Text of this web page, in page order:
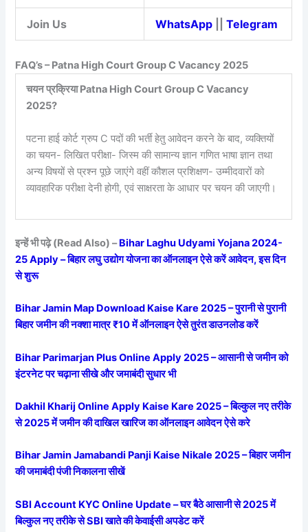
Join Us WhatsApp ||Telegram
FAQ’s – Patna High Court Group C Vacancy 2025
चयन प्रक्रिया Patna High Court Group C Vacancy
2025?
पटना हाई कोर्ट ग्रुप C पदों की भर्ती हेतु आवेदन करने के बाद, व्यक्तियों
का चयन- लिखित परीक्षा- जिस्म की सामान्य ज्ञान गणित भाषा ज्ञान तथा
अन्य विषयों से प्रश्न पूछे जाएंगे वहीं कौशल प्रशिक्षण- उम्मीदवारों को
व्यावहारिक परीक्षा देनी होगी, एवं साक्षरता के आधार पर चयन की जाएगी।
इन्हें भी पढ़े (Read Also) –Bihar Laghu Udyami Yojana 2024-
25 Apply – बिहार लघु उद्योग योजना का ऑनलाइन ऐसे करें आवेदन, इस दिन
से शुरू
Bihar Jamin Map Download Kaise Kare 2025 – पुरानी से पुरानी
बिहार जमीन की नक्शा मात्र ₹10 में ऑनलाइन ऐसे तुरंत डाउनलोड करें
Bihar Parimarjan Plus Online Apply 2025 – आसानी से जमीन को
इंटरनेट पर चढ़ाना सीखे और जमाबंदी सुधार भी
Dakhil Kharij Online Apply Kaise Kare 2025 – बिल्कुल नए तरीके
से 2025 में जमीन की दाखिल खारिज का ऑनलाइन आवेदन ऐसे करे
Bihar Jamin Jamabandi Panji Kaise Nikale 2025 – बिहार जमीन
की जमाबंदी पंजी निकालना सीखें
SBI Account KYC Online Update – घर बैठे आसानी से 2025 में
बिल्कुल नए तरीके से SBI खाते की केवाईसी अपडेट करें